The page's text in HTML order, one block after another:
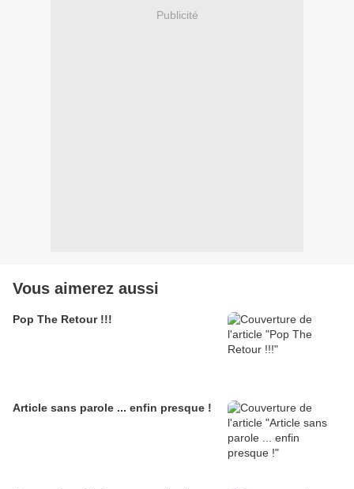
Publicité
Vous aimerez aussi
Pop The Retour !!!
Article sans parole ... enfin presque !